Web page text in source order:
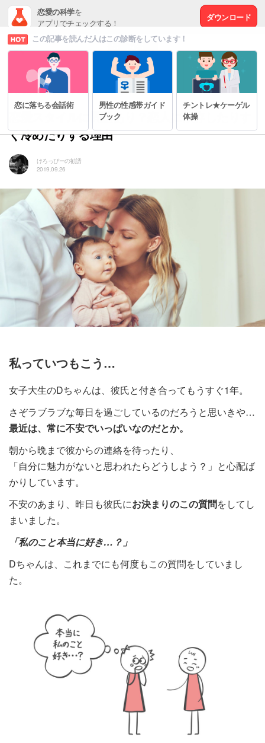
恋愛の科学を
アプリでチェックする！
ダウンロード
# もっと幸せな恋愛をするために
恋愛スタイルに問題あり？恋人に依存したりす
ぐ冷めたりする理由
けろっぴーの勧誘
2019.09.26
私っていつもこう…
女子大生のDちゃんは、彼氏と付き合ってもうすぐ1年。
さぞラブラブな毎日を過ごしているのだろうと思いきや…
最近は、常に不安でいっぱいなのだとか。
朝から晩まで彼からの連絡を待ったり、
「自分に魅力がないと思われたらどうしよう？」と心配ば
かりしています。
不安のあまり、昨日も彼氏にお決まりのこの質問をしてし
まいました。
「私のこと本当に好き…？」
Dちゃんは、これまでにも何度もこの質問をしていまし
た。
この記事を読んだ人はこの診断をしています！
恋に落ちる会話術
男性の性感帯ガイド
ブック
チントレ★ケーゲル
体操